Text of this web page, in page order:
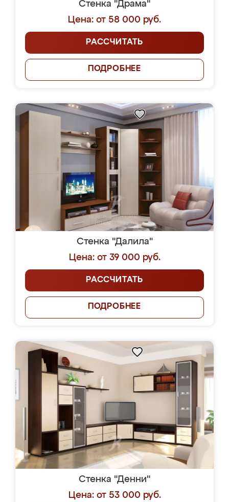
Стенка "Драма"
Цена: от 58 000 руб.
РАССЧИТАТЬ
ПОДРОБНЕЕ
Стенка "Далила"
Цена: от 39 000 руб.
РАССЧИТАТЬ
ПОДРОБНЕЕ
Стенка "Денни"
Цена: от 53 000 руб.